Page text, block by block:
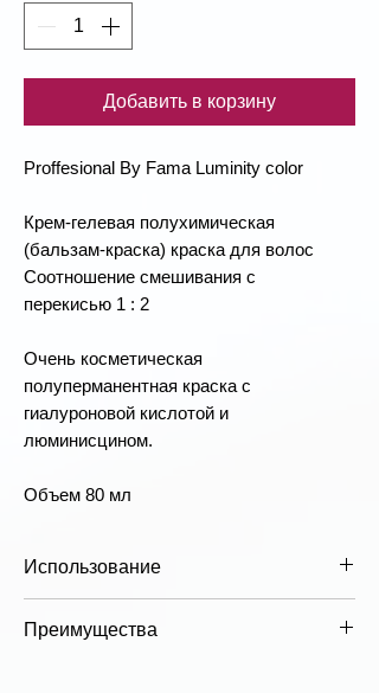
Добавить в корзину
Proffesional By Fama Luminity color
Крем-гелевая полухимическая
(бальзам-краска) краска для волос
Соотношение смешивания с
перекисью 1 : 2
Очень косметическая
полуперманентная краска с
гиалуроновой кислотой и
люминисцином.
Объем 80 мл
Использование
дозах с эмульсией нужной
Преимущества